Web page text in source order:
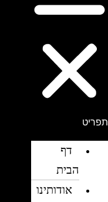
דף
הבית
אודותינו